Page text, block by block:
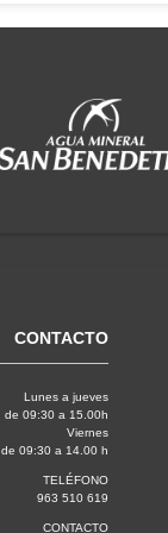
CONTACTO
Lunes a jueves
de 09:30 a 15.00h
Viernes
de 09:30 a 14.00 h
TELÉFONO
963 510 619
CONTACTO